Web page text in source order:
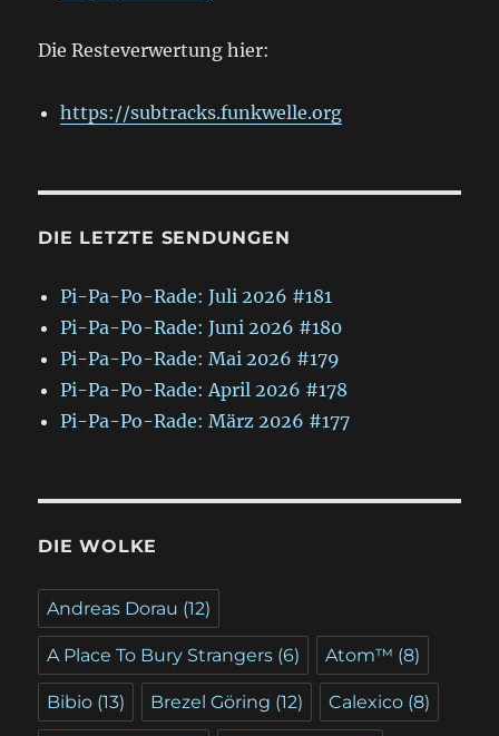
Die Resteverwertung hier:
https://subtracks.funkwelle.org
DIE LETZTE SENDUNGEN
Pi-Pa-Po-Rade: Juli 2026 #181
Pi-Pa-Po-Rade: Juni 2026 #180
Pi-Pa-Po-Rade: Mai 2026 #179
Pi-Pa-Po-Rade: April 2026 #178
Pi-Pa-Po-Rade: März 2026 #177
DIE WOLKE
Andreas Dorau (12)
A Place To Bury Strangers (6) Atom™ (8)
Bibio (13) Brezel Göring (12) Calexico (8)